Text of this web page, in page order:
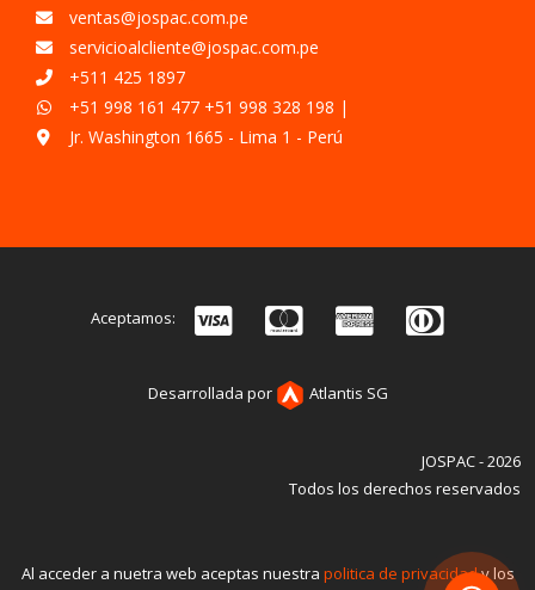
ventas@jospac.com.pe
servicioalcliente@jospac.com.pe
+511 425 1897
+51 998 161 477 +51 998 328 198 |
Jr. Washington 1665 - Lima 1 - Perú
Aceptamos:
Desarrollada por Atlantis SG
JOSPAC - 2026
Todos los derechos reservados
Al acceder a nuetra web aceptas nuestra politica de privacidady los